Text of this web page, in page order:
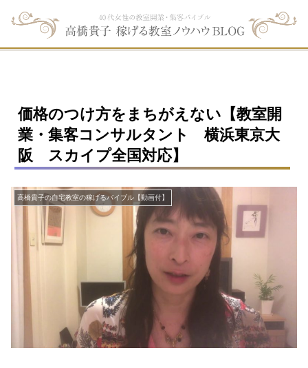
価格のつけ方をまちがえない【教室開
業・集客コンサルタント 横浜東京大
阪 スカイプ全国対応】
高橋貴子の自宅教室の稼げるバイブル【動画付】